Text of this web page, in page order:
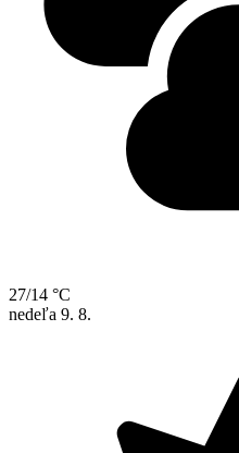
27/14 °C
nedeľa 9. 8.